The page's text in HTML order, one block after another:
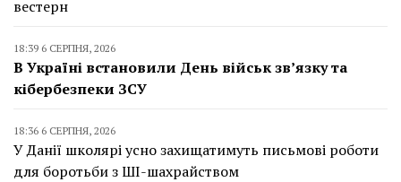
вестерн
18:39 6 СЕРПНЯ, 2026
В Україні встановили День військ зв’язку та
кібербезпеки ЗСУ
18:36 6 СЕРПНЯ, 2026
У Данії школярі усно захищатимуть письмові роботи
для боротьби з ШІ-шахрайством